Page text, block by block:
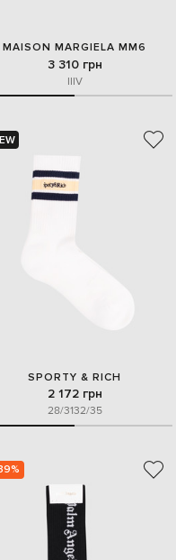
MAISON MARGIELA MM6
3 310 грн
IIIV
SPORTY & RICH
2 172 грн
28/3132/35